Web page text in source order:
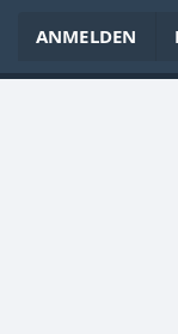
ANMELDEN